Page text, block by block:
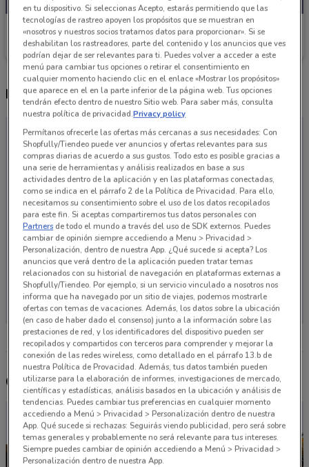
City Club
Caduca el 31/08 23.5 km
Horario City Club y tienda
no hay tiendas cercanas
Otros catálogos cercanos
en tu dispositivo. Si seleccionas Acepto, estarás permitiendo que las
tecnologías de rastreo apoyen los propósitos que se muestran en
«nosotros y nuestros socios tratamos datos para proporcionar». Si se
deshabilitan los rastreadores, parte del contenido y los anuncios que ves
podrían dejar de ser relevantes para ti. Puedes volver a acceder a este
menú para cambiar tus opciones o retirar el consentimiento en
cualquier momento haciendo clic en el enlace «Mostrar los propósitos»
que aparece en el en la parte inferior de la página web. Tus opciones
tendrán efecto dentro de nuestro Sitio web. Para saber más, consulta
nuestra política de privacidad.Privacy policy
Permítanos ofrecerle las ofertas más cercanas a sus necesidades: Con
Shopfully/Tiendeo puede ver anuncios y ofertas relevantes para sus
compras diarias de acuerdo a sus gustos. Todo esto es posible gracias a
una serie de herramientas y análisis realizados en base a sus
actividades dentro de la aplicación y en las plataformas conectadas,
como se indica en el párrafo 2 de la Política de Privacidad. Para ello,
necesitamos su consentimiento sobre el uso de los datos recopilados
para este fin. Si aceptas compartiremos tus datos personales con
Partners de todo el mundo a través del uso de SDK externos. Puedes
cambiar de opinión siempre accediendo a Menu > Privacidad >
Personalización, dentro de nuestra App. ¿Qué sucede si acepta? Los
anuncios que verá dentro de la aplicación pueden tratar temas
relacionados con su historial de navegación en plataformas externas a
Shopfully/Tiendeo. Por ejemplo, si un servicio vinculado a nosotros nos
informa que ha navegado por un sitio de viajes, podemos mostrarle
ofertas con temas de vacaciones. Además, los datos sobre la ubicación
(en caso de haber dado el consenso) junto a la información sobre las
prestaciones de red, y los identificadores del dispositivo pueden ser
recopilados y compartidos con terceros para comprender y mejorar la
conexión de las redes wireless, como detallado en el párrafo 13.b de
nuestra Política de Provacidad. Además, tus datos también pueden
utilizarse para la elaboración de informes, investigaciones de mercado,
científicas y estadísticas, análisis basados en la ubicación y análisis de
tendencias. Puedes cambiar tus preferencias en cualquier momento
accediendo a Menú > Privacidad > Personalización dentro de nuestra
App. Qué sucede si rechazas: Seguirás viendo publicidad, pero será sobre
temas generales y probablemente no será relevante para tus intereses.
Siempre puedes cambiar de opinión accediendo a Menú > Privacidad >
Personalización dentro de nuestra App.